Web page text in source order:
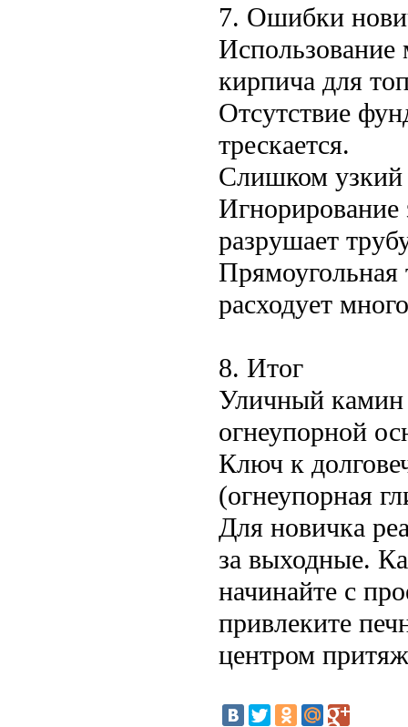
7. Ошибки
Использование
кирпича для
Отсутствие
трескается.
Слишком
разрушает
расходует
8. Итог
Уличный
огнеупорной
Ключ к
(огнеупорная
Для новичка
за выходные.
начинайте с
привлеките
центром